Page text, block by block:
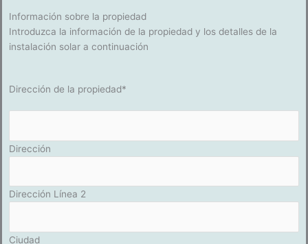
Información sobre la propiedad
Introduzca la información de la propiedad y los detalles de la
instalación solar a continuación
Dirección de la propiedad*
Dirección
Dirección Línea 2
Ciudad